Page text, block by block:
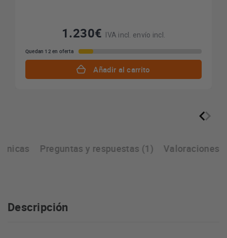
1.230€ IVA incl. envío incl.
Quedan 12 en oferta
Añadir al carrito
Preguntas y respuestas (1) Valoraciones
Descripción